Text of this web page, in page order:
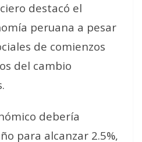
destacó el
peruana a pesar
de comienzos
del cambio
debería
para alcanzar 2.5%,